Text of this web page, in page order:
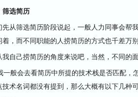
选简历
筛选简历阶段说起，一般人力同事会帮
，而不同职能的人捞简历的方式也千差万别
己捞简历的角度来说吧，当然，不同的面
会去看简历中所提的技术栈是否匹配，
术名词都没有提到，那么大概有以下几种